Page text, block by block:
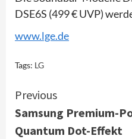
DSE6S (499 € UVP)
www.lge.de
Tags: LG
Continue
Reading
Previous
Samsung Premium-
Quantum Dot-Effekt